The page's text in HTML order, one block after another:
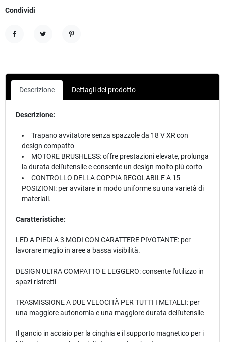
Condividi
Descrizione Dettagli del prodotto
Descrizione:
Trapano avvitatore senza spazzole da 18 V XR con
design compatto
MOTORE BRUSHLESS: offre prestazioni elevate, prolunga
la durata dell'utensile e consente un design molto più corto
CONTROLLO DELLA COPPIA REGOLABILE A 15
POSIZIONI: per avvitare in modo uniforme su una varietà di
materiali.
Caratteristiche:
LED A PIEDI A 3 MODI CON CARATTERE PIVOTANTE: per
lavorare meglio in aree a bassa visibilità.
DESIGN ULTRA COMPATTO E LEGGERO: consente l'utilizzo in
spazi ristretti
TRASMISSIONE A DUE VELOCITÀ PER TUTTI I METALLI: per
una maggiore autonomia e una maggiore durata dell'utensile
Il gancio in acciaio per la cinghia e il supporto magnetico per i